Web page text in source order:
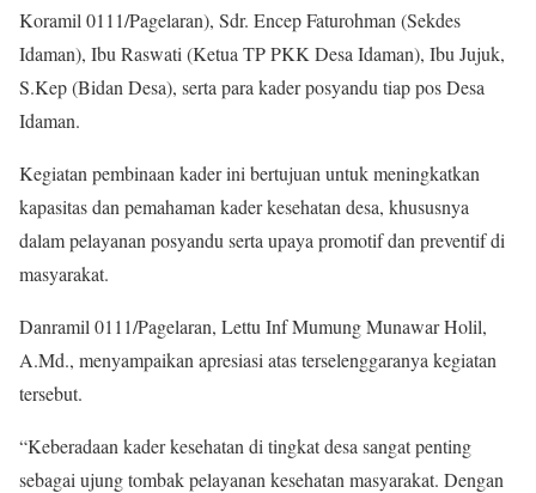
Koramil 0111/Pagelaran), Sdr. Encep Faturohman (Sekdes
Idaman), Ibu Raswati (Ketua TP PKK Desa Idaman), Ibu Jujuk,
S.Kep (Bidan Desa), serta para kader posyandu tiap pos Desa
Idaman.
Kegiatan pembinaan kader ini bertujuan untuk meningkatkan
kapasitas dan pemahaman kader kesehatan desa, khususnya
dalam pelayanan posyandu serta upaya promotif dan preventif di
masyarakat.
Danramil 0111/Pagelaran, Lettu Inf Mumung Munawar Holil,
A.Md., menyampaikan apresiasi atas terselenggaranya kegiatan
tersebut.
“Keberadaan kader kesehatan di tingkat desa sangat penting
sebagai ujung tombak pelayanan kesehatan masyarakat. Dengan